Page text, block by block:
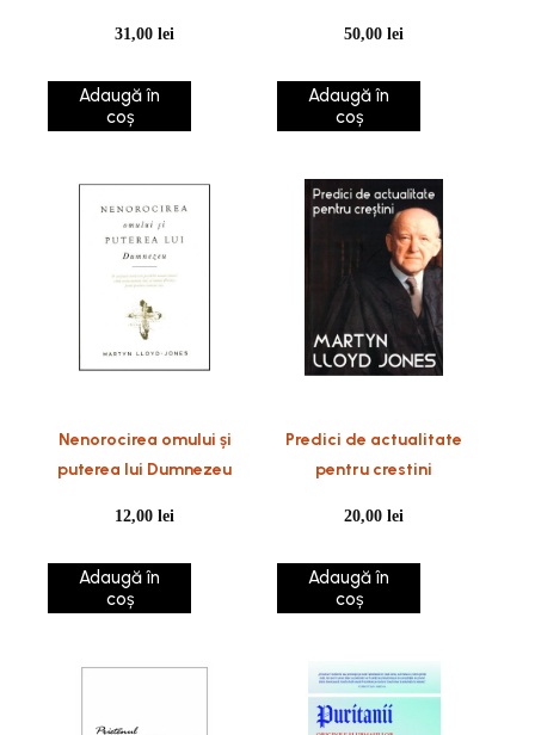
31,00lei
Adaugă în
coș
50,00lei
Adaugă în
coș
Nenorocirea omului și
puterea lui Dumnezeu
12,00lei
Adaugă în
coș
Predici de actualitate
pentru crestini
20,00lei
Adaugă în
coș